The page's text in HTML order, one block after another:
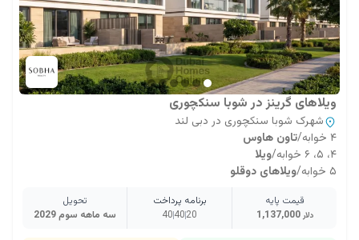
ویلاهای گرینز در شوبا سنکچوری
شهرک شوبا سنکچوری در دبی لند
۴ خوابه
/تاون هاوس
۴، ۵، ۶ خوابه
/ویلا
۵ خوابه
/ویلاهای دوقلو
قیمت پایه
1,137,000 دلار
برنامه پرداخت
20
40
40
تحویل
سه ماهه سوم 2029